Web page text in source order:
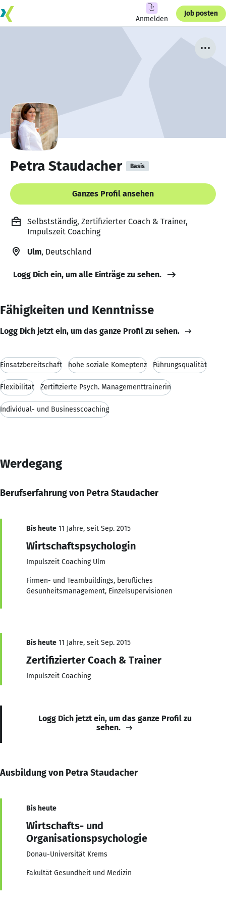
Anmelden
Job posten
Petra Staudacher Basis
Ganzes Profil ansehen
Selbstständig, Zertifizierter Coach & Trainer,
Impulszeit Coaching
Ulm, Deutschland
Logg Dich ein, um alle Einträge zu sehen.
Fähigkeiten und Kenntnisse
Logg Dich jetzt ein, um das ganze Profil zu sehen.
Einsatzbereitschaft hohe soziale Komeptenz Führungsqualität
Flexibilität Zertifizierte Psych. Managementtrainerin
Individual- und Businesscoaching
Werdegang
Berufserfahrung von Petra Staudacher
Bis heute 11 Jahre, seit Sep. 2015
Wirtschaftspsychologin
Impulszeit Coaching Ulm
Firmen- und Teambuildings, berufliches
Gesunheitsmanagement, Einzelsupervisionen
Bis heute 11 Jahre, seit Sep. 2015
Zertifizierter Coach & Trainer
Impulszeit Coaching
Logg Dich jetzt ein, um das ganze Profil zu
sehen.
Ausbildung von Petra Staudacher
Bis heute
Wirtschafts- und
Organisationspsychologie
Donau-Universität Krems
Fakultät Gesundheit und Medizin